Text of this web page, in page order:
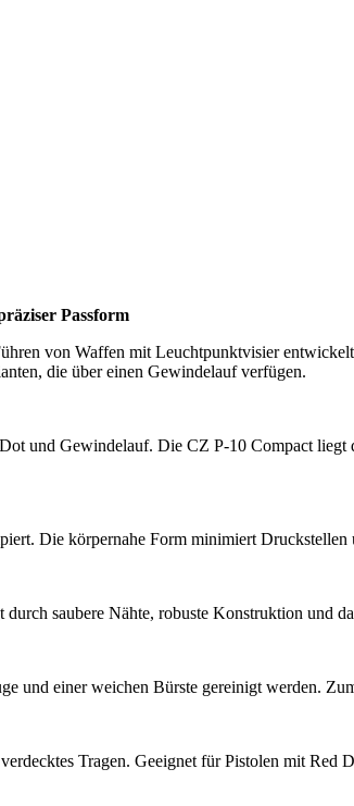
Passform
von Waffen mit Leuchtpunktvisier
die über einen Gewindelauf verfügen.
und Gewindelauf. Die CZ P-10 Compact liegt
Die körpernahe Form minimiert Druckstellen
saubere Nähte, robuste Konstruktion und
einer weichen Bürste gereinigt werden.
Tragen. Geeignet für Pistolen mit Red